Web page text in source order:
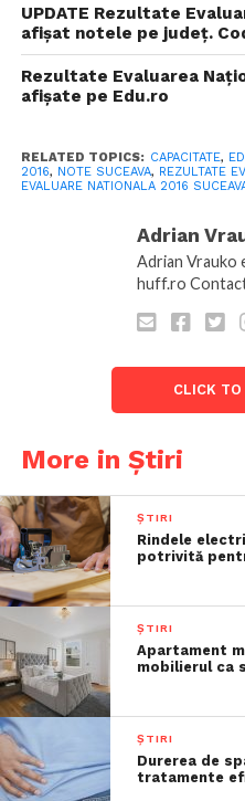
UPDATE Rezultate
afișat notele pe județ.
Rezultate Evaluarea
afișate pe Edu.ro
RELATED TOPICS: CAPACITATE,
2016, NOTE SUCEAVA, REZULTATE
EVALUARE NATIONALA 2016
Adrian
Adrian Vrauko
huff.ro
CLICK TO
More in Știri
ȘTIRI
Rindele
potrivită
ȘTIRI
Apartament
mobilierul ca
ȘTIRI
Durerea de
tratamente